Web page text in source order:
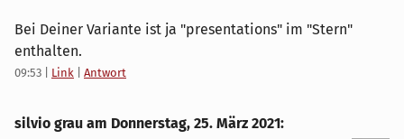
Bei Deiner Variante ist ja "presentations" im "Stern"
enthalten.
09:53 Link Antwort
silvio grau am Donnerstag, 25. März 2021: